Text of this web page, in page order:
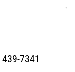
7341